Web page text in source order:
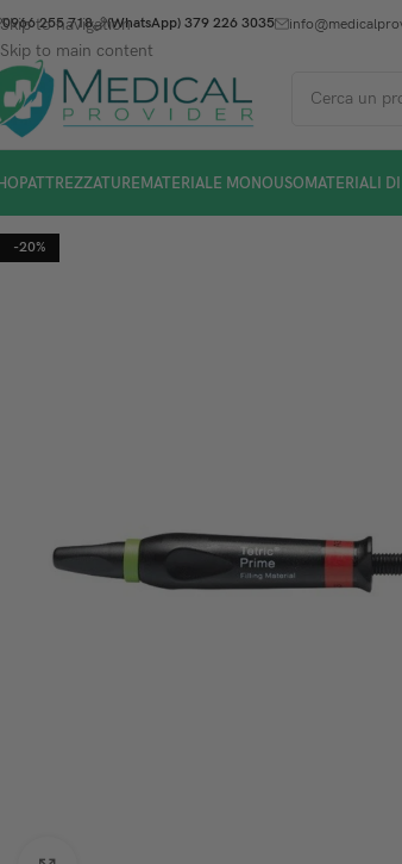
Skip to navigation
Skip to main content
0966 255 718 (WhatsApp) 379 226 3035
ATTREZZATUREMATERIALE MONOUSOMATERIALI
-20%